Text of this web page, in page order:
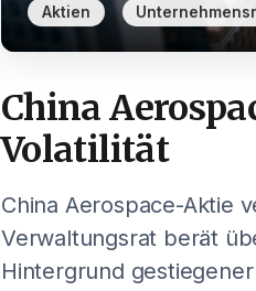
Aktien ,
China
Volatilität
China Aerospace-Aktie
Verwaltungsrat berät
Hintergrund